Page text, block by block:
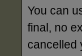
You can
final, no
cancelled